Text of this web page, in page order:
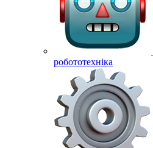
робототехніка